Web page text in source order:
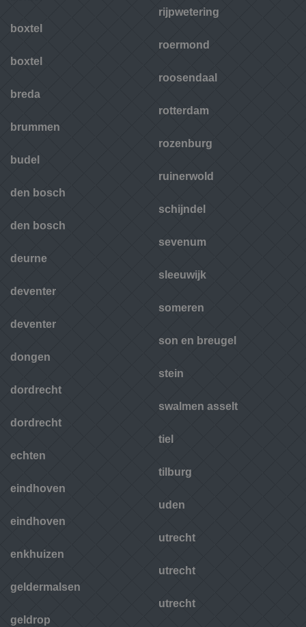
boxtel
boxtel
breda
brummen
budel
den bosch
den bosch
deurne
deventer
deventer
dongen
dordrecht
dordrecht
echten
eindhoven
eindhoven
enkhuizen
geldermalsen
geldrop
rijpwetering
roermond
roosendaal
rotterdam
rozenburg
ruinerwold
schijndel
sevenum
sleeuwijk
someren
son en breugel
stein
swalmen asselt
tiel
tilburg
uden
utrecht
utrecht
utrecht